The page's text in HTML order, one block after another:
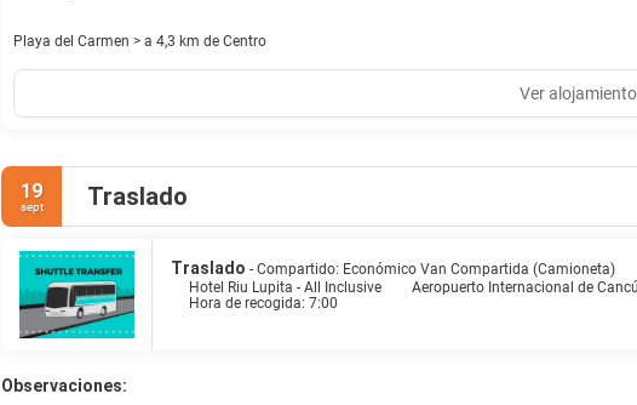
Playa del Carmen > a 4,3 km de Centro
Ver alojamiento
19
sept Traslado
Traslado - Compartido: Económico Van Compartida (Camioneta)
Hotel Riu Lupita - All Inclusive
Aeropuerto Internacional de
Hora de recogida: 7:00
Observaciones: